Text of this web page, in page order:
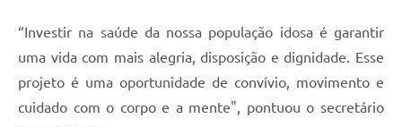
“Investir na saúde da nossa população idosa é garantir
uma vida com mais alegria, disposição e dignidade. Esse
projeto é uma oportunidade de convívio, movimento e
cuidado com o corpo e a mente", pontuou o secretário